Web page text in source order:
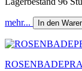
mehr... In den